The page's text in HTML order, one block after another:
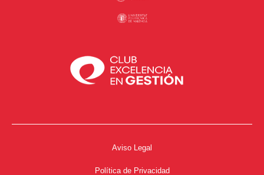
Aviso Legal
Política de Privacidad